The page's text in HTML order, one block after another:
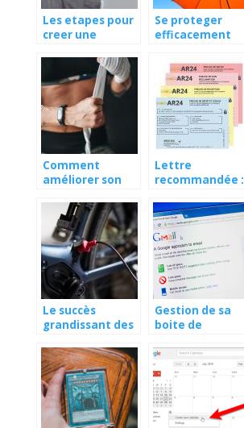
Les etapes pour
creer une
Se proteger
efficacement
du soleil
Comment
améliorer son
boxe ?
Lettre
recommandée :
Le succès
grandissant des
électriques.
Gestion de sa
boite de
gmail : quelles
sont les
meilleures
astuces ?